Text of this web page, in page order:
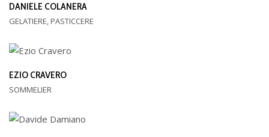
DANIELE COLANERA
GELATIERE, PASTICCERE
EZIO CRAVERO
SOMMELIER